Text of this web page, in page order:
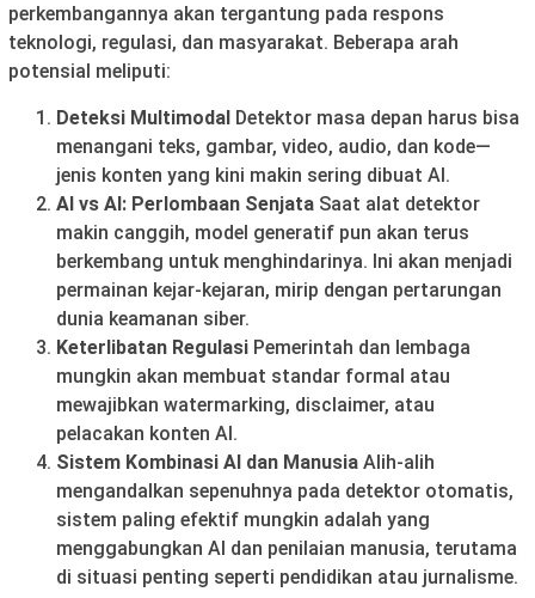
perkembangannya akan tergantung pada respons
teknologi, regulasi, dan masyarakat. Beberapa arah
potensial meliputi:
Deteksi Multimodal Detektor masa depan harus bisa
menangani teks, gambar, video, audio, dan kode—
jenis konten yang kini makin sering dibuat AI.
AI vs AI: Perlombaan Senjata Saat alat detektor
makin canggih, model generatif pun akan terus
berkembang untuk menghindarinya. Ini akan menjadi
permainan kejar-kejaran, mirip dengan pertarungan
dunia keamanan siber.
Keterlibatan Regulasi Pemerintah dan lembaga
mungkin akan membuat standar formal atau
mewajibkan watermarking, disclaimer, atau
pelacakan konten AI.
Sistem Kombinasi AI dan Manusia Alih-alih
mengandalkan sepenuhnya pada detektor otomatis,
sistem paling efektif mungkin adalah yang
menggabungkan AI dan penilaian manusia, terutama
di situasi penting seperti pendidikan atau jurnalisme.